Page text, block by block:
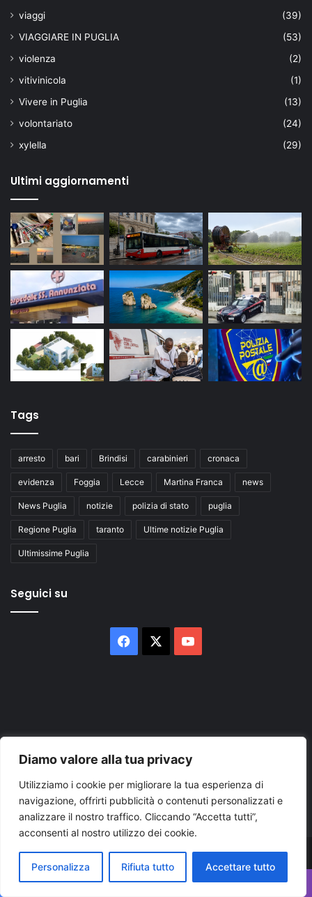
Diamo valore alla tua privacy
Utilizziamo i cookie per migliorare la tua esperienza di
navigazione, offrirti pubblicità o contenuti personalizzati e
analizzare il nostro traffico. Cliccando “Accetta tutti”,
acconsenti al nostro utilizzo dei cookie.
Personalizza Rifiuta tutto Accettare tutto
viaggi
(39)
VIAGGIARE IN PUGLIA
(53)
violenza
(2)
vitivinicola
(1)
Vivere in Puglia
(13)
volontariato
(24)
xylella
(29)
Ultimi aggiornamenti
Tags
arresto bari Brindisi carabinieri cronaca
evidenza Foggia Lecce Martina Franca news
News Puglia notizie polizia di stato puglia
Regione Puglia taranto Ultime notizie Puglia
Ultimissime Puglia
Seguici su
Facebook
Inserisci
tuo
indirizzo
mail
© Copyright 2026, Tutti i diritti riservati |
© Copyright
Pugliapress - Quotidiano online editore associazione giornalisti